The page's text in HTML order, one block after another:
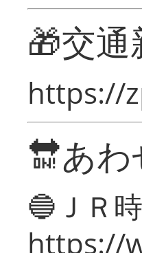
🎁交
https://
🔛あ
🔵ＪＲ
https://